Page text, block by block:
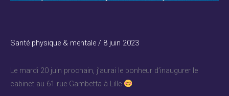
Santé physique & mentale / 8 juin 2023
Le mardi 20 juin prochain, j’aurai le bonheur d’inaugurer le
cabinet au 61 rue Gambetta à Lille